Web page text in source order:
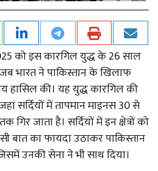
को इस कारगिल युद्ध के 26 साल
भारत ने पाकिस्तान के खिलाफ
हासिल की। यह युद्ध कारगिल की
सर्दियों में तापमान माइनस 30 से
गिर जाता है। सर्दियों में इन क्षेत्रों को
बात का फायदा उठाकर पाकिस्तान
उनकी सेना ने भी साथ दिया।